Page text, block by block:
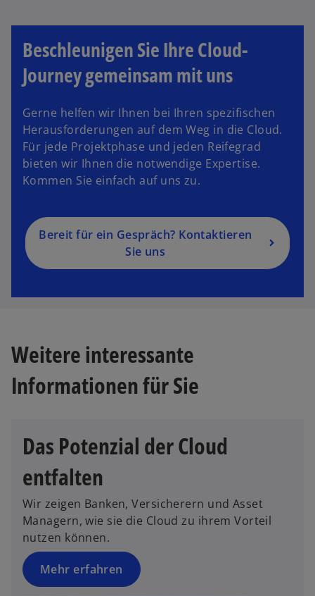
Beschleunigen Sie Ihre Cloud-
Journey gemeinsam mit uns
Gerne helfen wir Ihnen bei Ihren spezifischen
Herausforderungen auf dem Weg in die Cloud.
Für jede Projektphase und jeden Reifegrad
bieten wir Ihnen die notwendige Expertise.
Kommen Sie einfach auf uns zu.
Bereit für ein Gespräch? Kontaktieren
Sie uns
Weitere interessante
Informationen für Sie
Das Potenzial der Cloud
entfalten
Wir zeigen Banken, Versicherern und Asset
Managern, wie sie die Cloud zu ihrem Vorteil
nutzen können.
Mehr erfahren